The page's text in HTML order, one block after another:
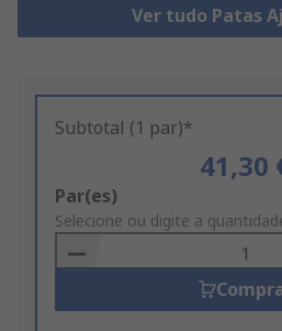
Ver tudo Patas
Subtotal (1 par)*
41,30
Add
to
Basket
Par(es)
Selecione ou digite a